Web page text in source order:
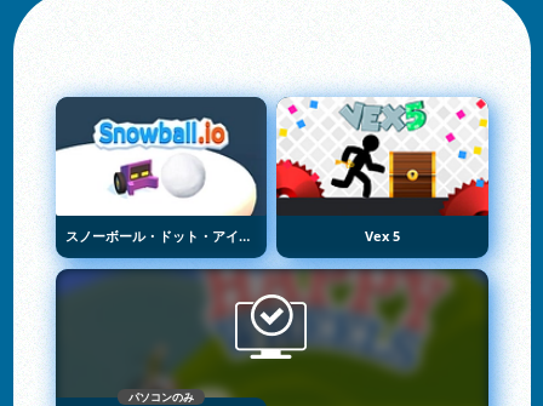
スノーボール・ドット・アイオー Vex 5
パソコンのみ